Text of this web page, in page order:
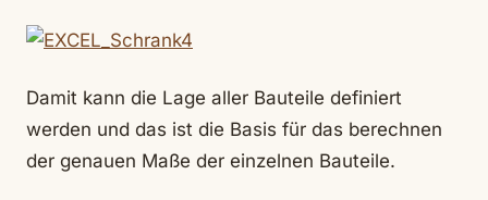
Damit kann die Lage aller Bauteile definiert
werden und das ist die Basis für das berechnen
der genauen Maße der einzelnen Bauteile.